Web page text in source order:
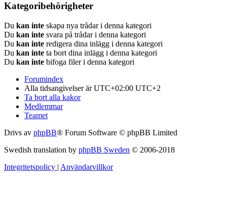
Kategoribehörigheter
Du kan inte skapa nya trådar i denna kategori
Du kan inte svara på trådar i denna kategori
Du kan inte redigera dina inlägg i denna kategori
Du kan inte ta bort dina inlägg i denna kategori
Du kan inte bifoga filer i denna kategori
Forumindex
Alla tidsangivelser är UTC+02:00 UTC+2
Ta bort alla kakor
Medlemmar
Teamet
Drivs av phpBB® Forum Software © phpBB Limited
Swedish translation by phpBB Sweden © 2006-2018
Integritetspolicy | Användarvillkor